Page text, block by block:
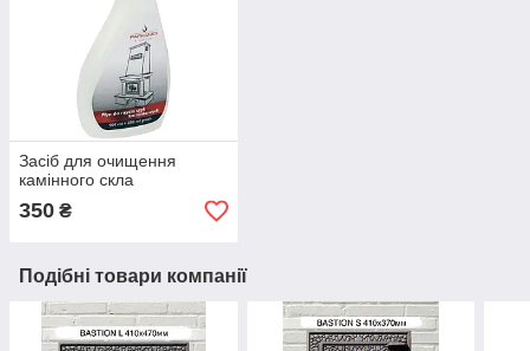
Засіб для очищення
камінного скла
350 ₴
Подібні товари компанії